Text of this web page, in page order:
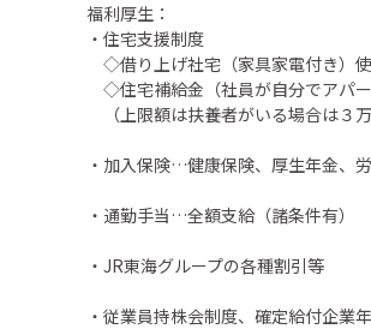
福利厚生：
・住宅支援制度
◇借り上げ社宅（家具家電付き）
◇住宅補給金（社員が自分でアパ
（上限額は扶養者がいる場合は３
・加入保険…健康保険、厚生年金、
・通勤手当…全額支給（諸条件有）
・JR東海グループの各種割引等
・従業員持株会制度、確定給付企業